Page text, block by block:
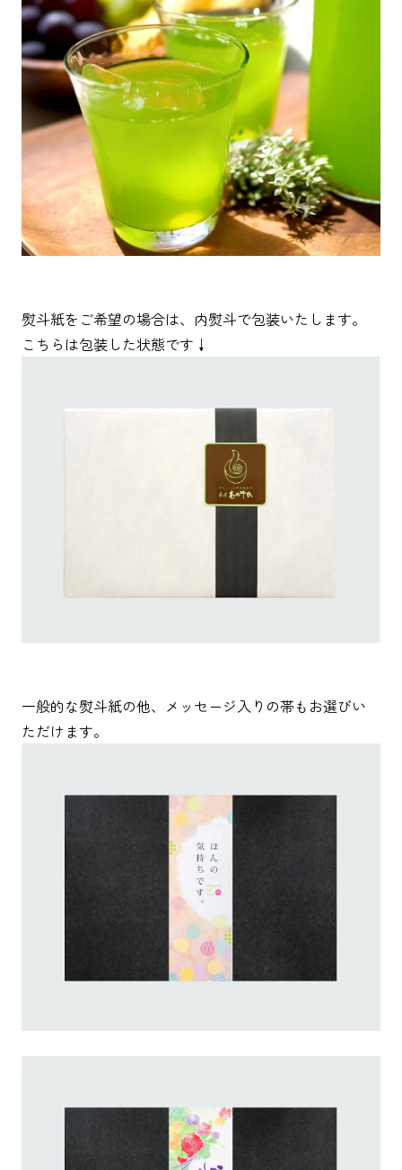
熨斗紙をご希望の場合は、内熨斗で包装いたします。
こちらは包装した状態です↓
一般的な熨斗紙の他、メッセージ入りの帯もお選びい
ただけます。